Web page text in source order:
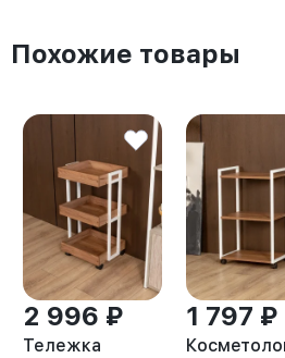
Похожие товары
2 996 ₽
Тележка
1 797 ₽